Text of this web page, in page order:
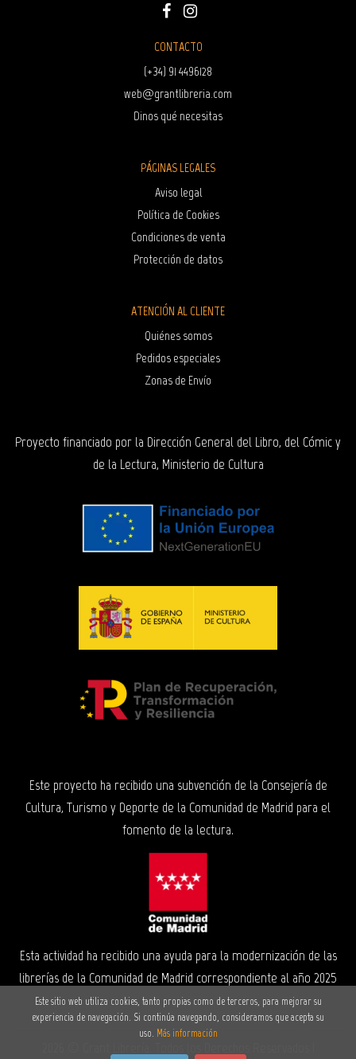
CONTACTO
(+34) 91 4496128
web@grantlibreria.com
Dinos qué necesitas
PÁGINAS LEGALES
Aviso legal
Política de Cookies
Condiciones de venta
Protección de datos
ATENCIÓN AL CLIENTE
Quiénes somos
Pedidos especiales
Zonas de Envío
Proyecto financiado por la Dirección General del Libro, del Cómic y
de la Lectura, Ministerio de Cultura
Este proyecto ha recibido una subvención de la Consejería de
Cultura, Turismo y Deporte de la Comunidad de Madrid para el
fomento de la lectura.
Esta actividad ha recibido una ayuda para la modernización de las
librerías de la Comunidad de Madrid correspondiente al año 2025
Este sitio web utiliza cookies, tanto propias como de terceros, para mejorar su
experiencia de navegación. Si continúa navegando, consideramos que acepta su
uso. Más información